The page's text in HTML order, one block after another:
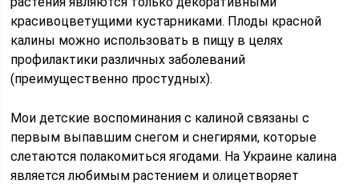
красивоцветущими кустарниками. Плоды красной
калины можно использовать в пищу в целях
профилактики различных заболеваний
(преимущественно простудных).
Мои детские воспоминания с калиной связаны с
первым выпавшим снегом и снегирями, которые
слетаются полакомиться ягодами. На Украине калина
является любимым растением и олицетворяет